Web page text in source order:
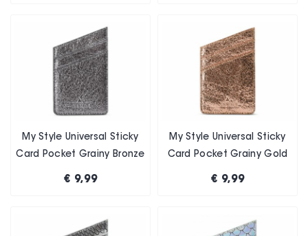
My Style Universal Sticky
Card Pocket Grainy Bronze
€ 9,99
My Style Universal Sticky
Card Pocket Grainy Gold
€ 9,99